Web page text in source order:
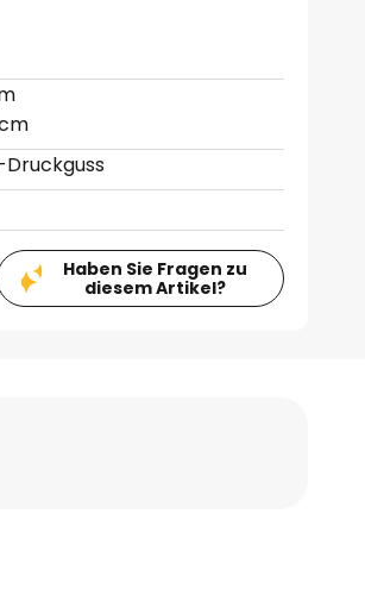
Haben Sie Fragen zu
diesem Artikel?